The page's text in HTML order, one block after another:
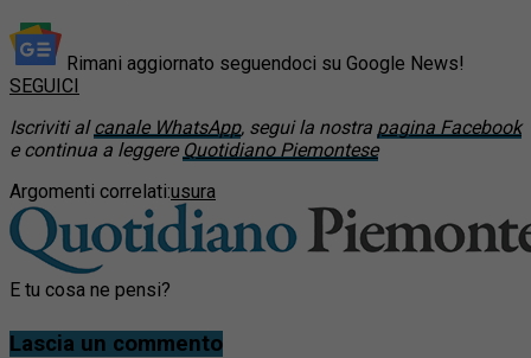
Rimani aggiornato seguendoci su Google News!
SEGUICI
Iscriviti alcanale WhatsApp, segui la nostra pagina Facebook
e continua a leggere Quotidiano Piemontese
Argomenti correlati:usura
E tu cosa ne pensi?
Lascia un commento